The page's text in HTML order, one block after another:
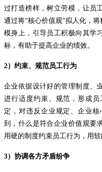
过打造榜样，树立劳模，让员
通过将“核心价值观”拟人化，
模身上，引导员工积极向其学
标，有助于提高企业的绩效。
2）约束、规范员工行为
企业依据设计好的管理制度、
进行适度约束、规范，形成
定，对违反企业规定、企业
到，什么是符合企业价值观要
用硬的制度约束员工行为，用软
3）协调各方矛盾纷争